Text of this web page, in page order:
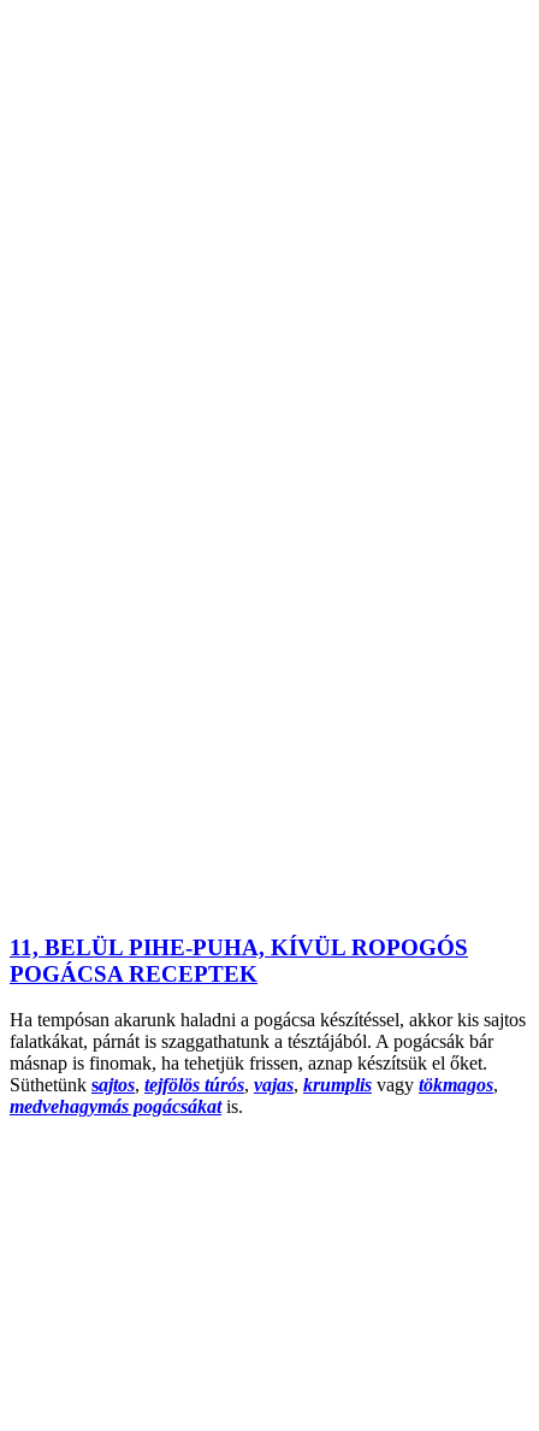
11, BELÜL PIHE-PUHA, KÍVÜL ROPOGÓS
POGÁCSA RECEPTEK
Ha tempósan akarunk haladni a pogácsa készítéssel, akkor kis sajtos
falatkákat, párnát is szaggathatunk a tésztájából. A pogácsák bár
másnap is finomak, ha tehetjük frissen, aznap készítsük el őket.
Süthetünk sajtos, tejfölös túrós, vajas, krumplis vagy tökmagos,
medvehagymás pogácsákatis.